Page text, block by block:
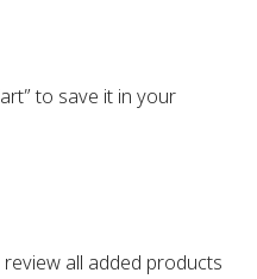
to save it in your
all added products